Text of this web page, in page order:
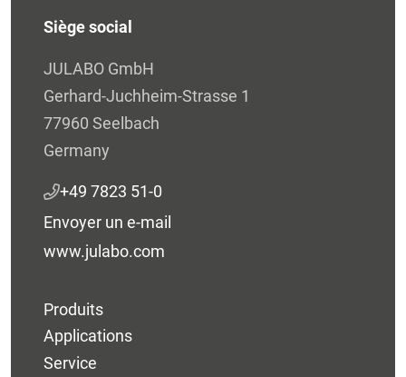
Siège social
JULABO GmbH
Gerhard-Juchheim-Strasse 1
77960 Seelbach
Germany
+49 7823 51-0
Envoyer un e-mail
www.julabo.com
Produits
Applications
Service